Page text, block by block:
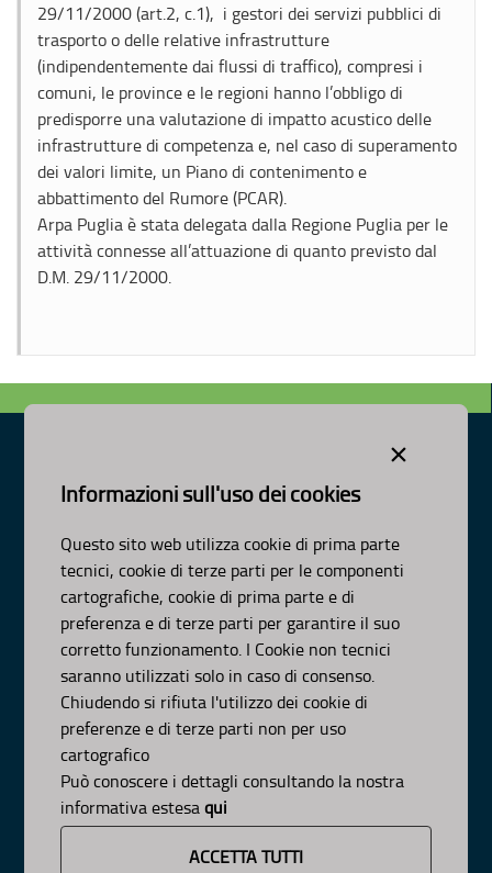
×
Informazioni sull'uso dei cookies
Questo sito web utilizza cookie di prima parte
tecnici, cookie di terze parti per le componenti
cartografiche, cookie di prima parte e di
preferenza e di terze parti per garantire il suo
corretto funzionamento. I Cookie non tecnici
saranno utilizzati solo in caso di consenso.
Chiudendo si rifiuta l'utilizzo dei cookie di
preferenze e di terze parti non per uso
cartografico
Può conoscere i dettagli consultando la nostra
informativa estesaqui
ACCETTA TUTTI
29/11/2000 (art.2, c.1), i gestori dei servizi pubblici di
trasporto o delle relative infrastrutture
(indipendentemente dai flussi di traffico), compresi i
comuni, le province e le regioni hanno l’obbligo di
predisporre una valutazione di impatto acustico delle
infrastrutture di competenza e, nel caso di superamento
dei valori limite, un Piano di contenimento e
abbattimento del Rumore (PCAR).
Arpa Puglia è stata delegata dalla Regione Puglia per le
attività connesse all’attuazione di quanto previsto dal
D.M. 29/11/2000.
Dipartimento Ambiente, Paesaggio e Qualità Urbana
scrivici:email-pec
© Regione Puglia
Organizzazione
Pianificazione
Programmazione
APPROFONDIMENTI
Osservazioni CNAPI
Sviluppo Sostenibile
Decarbonizzazione
Un Pianeta Pulito per Tutti